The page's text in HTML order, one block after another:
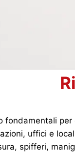
fondamentali
uffici e
spifferi,